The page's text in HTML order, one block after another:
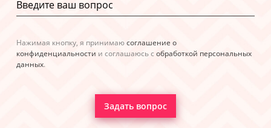
Нажимая кнопку, я принимаюсоглашение о
конфиденциальности и соглашаюсь с обработкой персональных
данных.
Задать вопрос